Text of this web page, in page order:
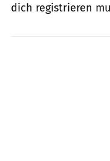
dich registrieren